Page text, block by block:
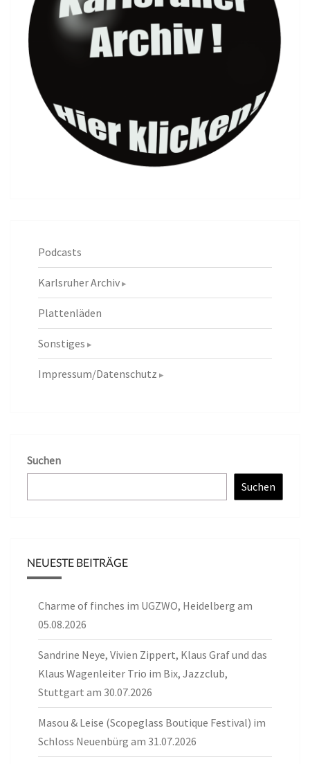
Podcasts
Karlsruher Archiv
Plattenläden
Sonstiges
Impressum/Datenschutz
Suchen
Suchen
NEUESTE BEITRÄGE
Charme of finches im UGZWO, Heidelberg am
05.08.2026
Sandrine Neye, Vivien Zippert, Klaus Graf und das
Klaus Wagenleiter Trio im Bix, Jazzclub,
Stuttgart am 30.07.2026
Masou & Leise (Scopeglass Boutique Festival) im
Schloss Neuenbürg am 31.07.2026